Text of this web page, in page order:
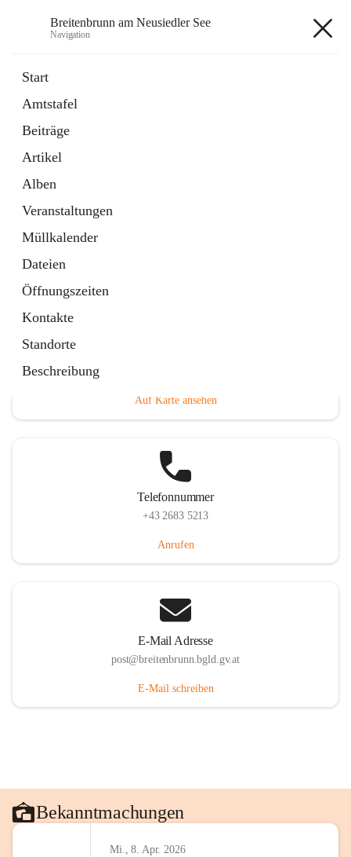
Breitenbrunn am Neusiedler See
Navigation
Start
Amtstafel
Beiträge
Artikel
Alben
Veranstaltungen
Müllkalender
Dateien
Öffnungszeiten
Kontakte
Standorte
Beschreibung
18 Schnellzugriffe
Gemeindeservice
Auf Karte ansehen
Telefonnummer
+43 2683 5213
Anrufen
E-Mail Adresse
post@breitenbrunn.bgld.gv.at
E-Mail schreiben
Bekanntmachungen
Mi., 8. Apr. 2026